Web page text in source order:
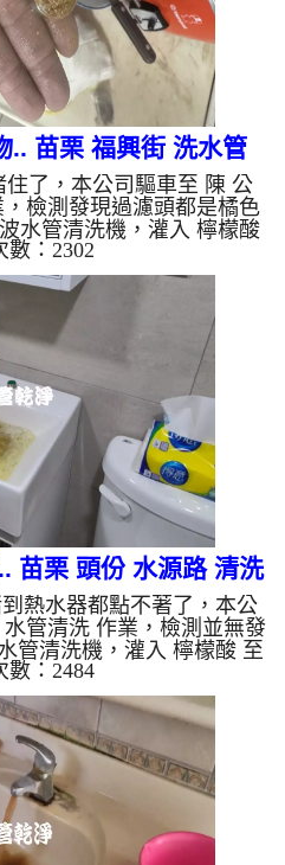
.. 苗栗 福興街 洗水管
了，本公司驅車至 陳 公
檢測發現過濾頭都是橘色
水管清洗機，灌入 檸檬酸
啟 水管清洗機 ，啟動 螺旋
水，還掉出橡皮異物，兩
了。 如是自來水，如水管
堆積，洗出來的水就會是咖
，管壁上會結成黑色管垢，
黑，有些洗出綠色的水，是
鏽產生銅綠，如是藍色的
龍頭合金的...
數：2302
苗栗 頭份 水源路 清洗
管
熱水器都點不著了，本公
管清洗 作業，檢測並無發
管清洗機，灌入 檸檬酸 至
水管清洗機 ，啟動 螺旋
豔髒水，顏色越來越深，
小時後，熱水出水量恢復
老化，會產生鐵鏽跟泥沙
咖啡色，地下水含有氧化
垢，洗出來的水會跟石油一
，是因為裡面有銅的物質，
，如是藍色的...
數：2484